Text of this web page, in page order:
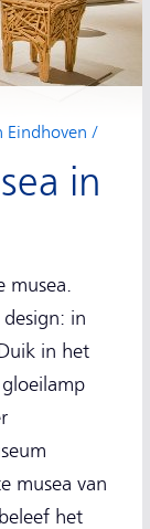
Eindhoven
in
musea.
in
in het
musea van
het